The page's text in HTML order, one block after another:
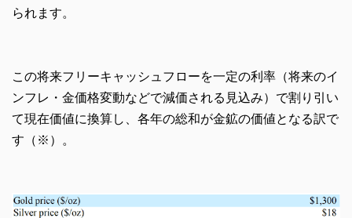
られます。
この将来フリーキャッシュフローを一定の利率（将来のイ
ンフレ・金価格変動などで減価される見込み）で割り引い
て現在価値に換算し、各年の総和が金鉱の価値となる訳で
す（※）。